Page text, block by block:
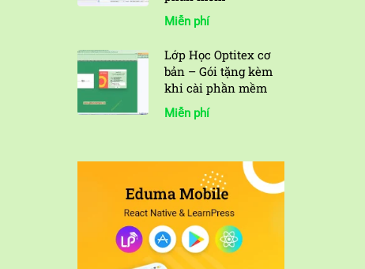
Miễn phí
Lớp Học Optitex cơ
bản – Gói tặng kèm
khi cài phần mềm
Miễn phí